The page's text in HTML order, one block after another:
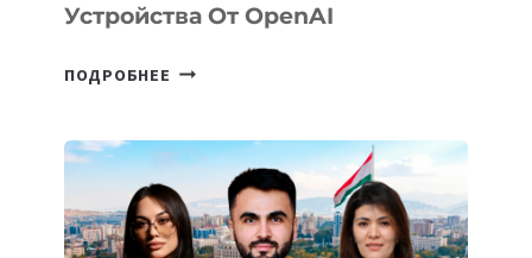
Устройства От OpenAI
ПОДРОБНЕЕ СТАЛИ
ВНЕШНЕГО
ВИДА
НОВОГО
УСТРОЙСТВА